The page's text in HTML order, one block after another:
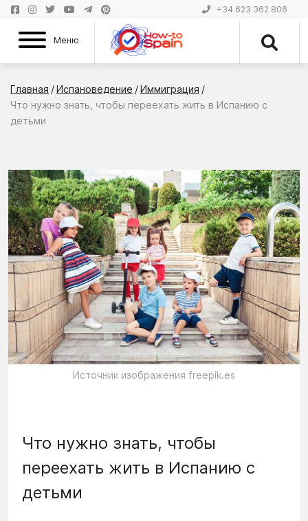
+34 623 362 806
Меню
Главная /Испановедение /Иммиграция /
Что нужно знать, чтобы переехать жить в Испанию с
детьми
Источник изображения freepik.es
Что нужно знать, чтобы
переехать жить в Испанию с
детьми